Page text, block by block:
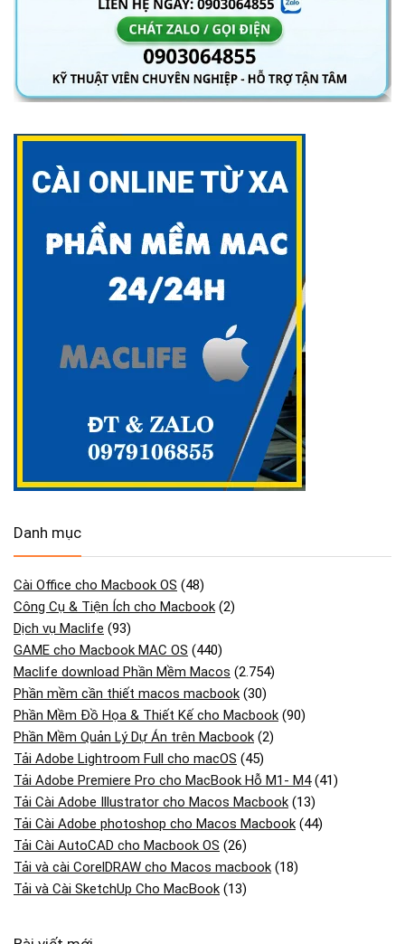
Danh mục
Cài Office cho Macbook OS (48)
Công Cụ & Tiện Ích cho Macbook (2)
Dịch vụ Maclife (93)
GAME cho Macbook MAC OS (440)
Maclife download Phần Mềm Macos (2.754)
Phần mềm cần thiết macos macbook (30)
Phần Mềm Đồ Họa & Thiết Kế cho Macbook (90)
Phần Mềm Quản Lý Dự Án trên Macbook (2)
Tải Adobe Lightroom Full cho macOS (45)
Tải Adobe Premiere Pro cho MacBook Hỗ M1- M4(41)
Tải Cài Adobe Illustrator cho Macos Macbook (13)
Tải Cài Adobe photoshop cho Macos Macbook (44)
Tải Cài AutoCAD cho Macbook OS (26)
Tải và cài CorelDRAW cho Macos macbook (18)
Tải và Cài SketchUp Cho MacBook (13)